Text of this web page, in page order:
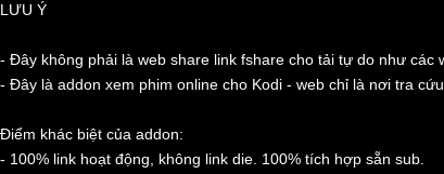
LƯU Ý
- Đây không phải là web share link fshare cho tải tự do như các
- Đây là addon xem phim online cho Kodi - web chỉ là nơi tra
Điểm khác biệt của addon:
- 100% link hoạt động, không link die. 100% tích hợp sẵn sub.